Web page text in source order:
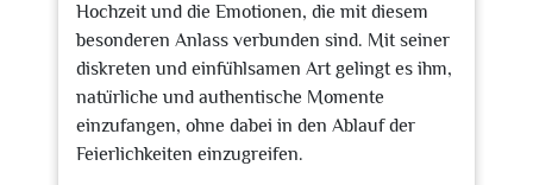
Hochzeit und die Emotionen, die mit diesem
besonderen Anlass verbunden sind. Mit seiner
diskreten und einfühlsamen Art gelingt es ihm,
natürliche und authentische Momente
einzufangen, ohne dabei in den Ablauf der
Feierlichkeiten einzugreifen.